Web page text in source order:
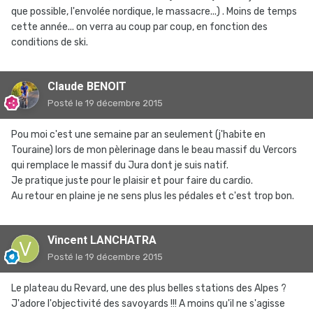
que possible, l'envolée nordique, le massacre...) . Moins de temps
cette année... on verra au coup par coup, en fonction des
conditions de ski.
Claude BENOIT
Posté le 19 décembre 2015
Pou moi c'est une semaine par an seulement (j'habite en
Touraine) lors de mon pèlerinage dans le beau massif du Vercors
qui remplace le massif du Jura dont je suis natif.
Je pratique juste pour le plaisir et pour faire du cardio.
Au retour en plaine je ne sens plus les pédales et c'est trop bon.
Vincent LANCHATRA
Posté le 19 décembre 2015
Le plateau du Revard, une des plus belles stations des Alpes ?
J'adore l'objectivité des savoyards !!! A moins qu'il ne s'agisse